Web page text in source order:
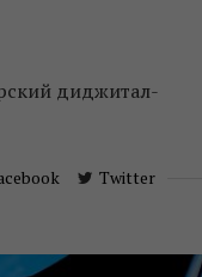
диджитал-
Twitter